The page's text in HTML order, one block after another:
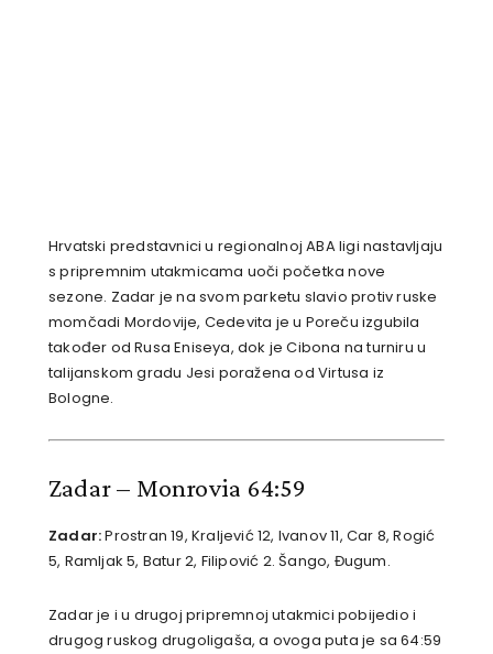
Hrvatski predstavnici u regionalnoj ABA ligi nastavljaju
s pripremnim utakmicama uoči početka nove
sezone. Zadar je na svom parketu slavio protiv ruske
momčadi Mordovije, Cedevita je u Poreču izgubila
također od Rusa Eniseya, dok je Cibona na turniru u
talijanskom gradu Jesi poražena od Virtusa iz
Bologne.
Zadar – Monrovia 64:59
Zadar:Prostran 19, Kraljević 12, Ivanov 11, Car 8, Rogić
5, Ramljak 5, Batur 2, Filipović 2. Šango, Đugum.
Zadar je i u drugoj pripremnoj utakmici pobijedio i
drugog ruskog drugoligaša, a ovoga puta je sa 64:59